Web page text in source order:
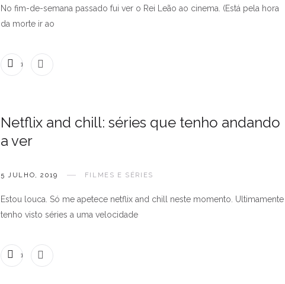
No fim-de-semana passado fui ver o Rei Leão ao cinema. (Está pela hora
da morte ir ao
1 COMENTÁRIO
Netflix and chill: séries que tenho andando
a ver
5 JULHO, 2019 FILMES E SÉRIES
Estou louca. Só me apetece netflix and chill neste momento. Ultimamente
tenho visto séries a uma velocidade
1 COMENTÁRIO